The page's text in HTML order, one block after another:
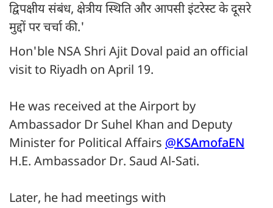
द्विपक्षीय संबंध, क्षेत्रीय स्थिति और आपसी इंटरेस्ट के दूसरे
मुद्दों पर चर्चा की.'
Hon'ble NSA Shri Ajit Doval paid an official
visit to Riyadh on April 19.
He was received at the Airport by
Ambassador Dr Suhel Khan and Deputy
Minister for Political Affairs @KSAmofaEN
H.E. Ambassador Dr. Saud Al-Sati.
Later, he had meetings with